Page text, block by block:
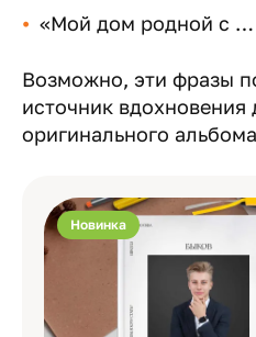
«Мой дом родной с
Возможно, эти фразы
источник вдохновения
оригинального
Новинка